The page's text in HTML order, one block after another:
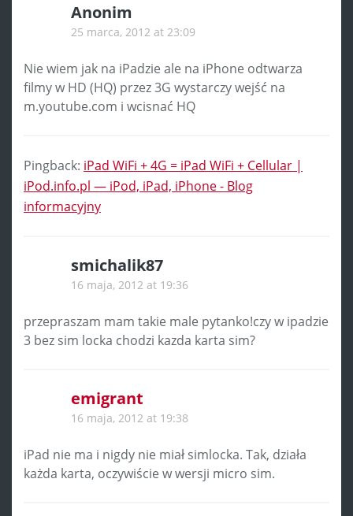
Anonim
25 marca, 2012 at 23:09
Nie wiem jak na iPadzie ale na iPhone odtwarza
filmy w HD (HQ) przez 3G wystarczy wejść na
m.youtube.com i wcisnać HQ
Pingback: iPad WiFi + 4G = iPad WiFi + Cellular |
iPod.info.pl — iPod, iPad, iPhone - Blog
informacyjny
smichalik87
16 maja, 2012 at 19:36
przepraszam mam takie male pytanko!czy w ipadzie
3 bez sim locka chodzi kazda karta sim?
emigrant
16 maja, 2012 at 19:38
iPad nie ma i nigdy nie miał simlocka. Tak, działa
każda karta, oczywiście w wersji micro sim.